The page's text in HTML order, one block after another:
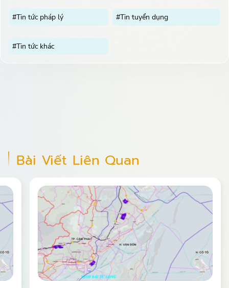
#Tin tức pháp lý #Tin tuyển dụng
#Tin tức khác
Bài Viết Liên Quan